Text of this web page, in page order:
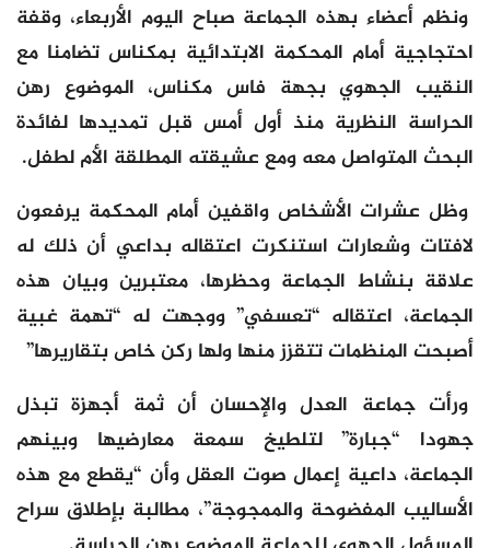
ونظم أعضاء بهذه الجماعة صباح اليوم الأربعاء، وقفة
احتجاجية أمام المحكمة الابتدائية بمكناس تضامنا مع
النقيب الجهوي بجهة فاس مكناس، الموضوع رهن
الحراسة النظرية منذ أول أمس قبل تمديدها لفائدة
البحث المتواصل معه ومع عشيقته المطلقة الأم لطفل.
وظل عشرات الأشخاص واقفين أمام المحكمة يرفعون
لافتات وشعارات استنكرت اعتقاله بداعي أن ذلك له
علاقة بنشاط الجماعة وحظرها، معتبرين وبيان هذه
الجماعة، اعتقاله “تعسفي” ووجهت له “تهمة غبية
أصبحت المنظمات تتقزز منها ولها ركن خاص بتقاريرها”
ورأت جماعة العدل والإحسان أن ثمة أجهزة تبذل
جهودا “جبارة” لتلطيخ سمعة معارضيها وبينهم
الجماعة، داعية إعمال صوت العقل وأن “يقطع مع هذه
الأساليب المفضوحة والممجوجة”، مطالبة بإطلاق سراح